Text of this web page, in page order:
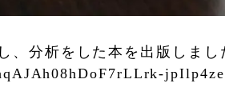
、分析をした本を出版しまし